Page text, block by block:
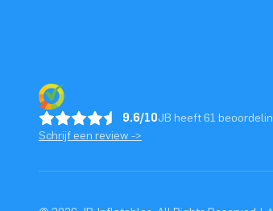
9.6/10JB heeft 61
Schrijf een review ->